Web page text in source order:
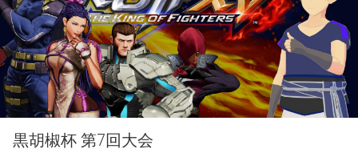
黒胡椒杯 第7回大会